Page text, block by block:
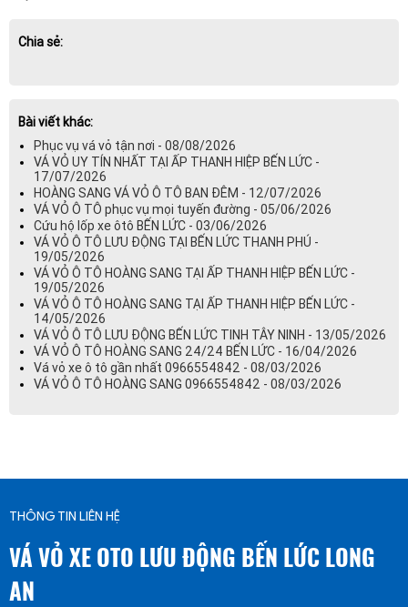
Chia sẻ:
Bài viết khác:
Phục vụ vá vỏ tận nơi - 08/08/2026
VÁ VỎ UY TÍN NHẤT TẠI ẤP THANH HIỆP BẾN LỨC -
17/07/2026
HOÀNG SANG VÁ VỎ Ô TÔ BAN ĐÊM - 12/07/2026
VÁ VỎ Ô TÔ phục vụ mọi tuyến đường - 05/06/2026
Cứu hộ lốp xe ôtô BẾN LỨC - 03/06/2026
VÁ VỎ Ô TÔ LƯU ĐỘNG TẠI BẾN LỨC THANH PHÚ -
19/05/2026
VÁ VỎ Ô TÔ HOÀNG SANG TẠI ẤP THANH HIỆP BẾN LỨC -
19/05/2026
VÁ VỎ Ô TÔ HOÀNG SANG TẠI ẤP THANH HIỆP BẾN LỨC -
14/05/2026
VÁ VỎ Ô TÔ LƯU ĐỘNG BẾN LỨC TINH TÂY NINH - 13/05/2026
VÁ VỎ Ô TÔ HOÀNG SANG 24/24 BẾN LỨC - 16/04/2026
Vá vỏ xe ô tô gần nhất 0966554842 - 08/03/2026
VÁ VỎ Ô TÔ HOÀNG SANG 0966554842 - 08/03/2026
THÔNG TIN LIÊN HỆ
VÁ VỎ XE OTO LƯU ĐỘNG BẾN LỨC LONG
AN